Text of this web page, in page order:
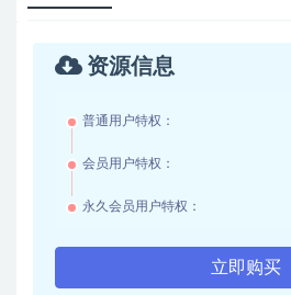
资源信息
普通用户特权：
会员用户特权：
永久会员用户特权：
立即购买